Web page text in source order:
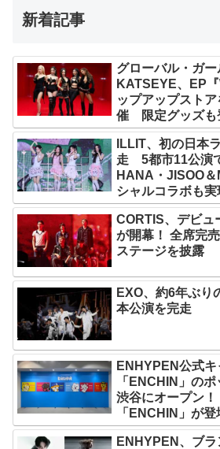
新着記事
グローバル・ガ
KATSEYE、EP
ップアップスト
催 限定グッズも
ILLIT、初の日本
走 5都市11公演
HANA・JISOO
シャルコラボも実
CORTIS、デビュ
が開幕！ 全席完
ステージを披露
EXO、約6年ぶり
本公演を完走
ENHYPEN公式
「ENCHIN」の
渋谷にオープン！
「ENCHIN」が登
ENHYPEN、ブ